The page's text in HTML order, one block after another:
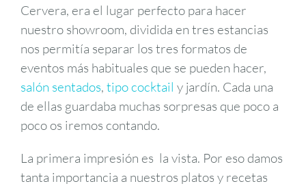
Cervera, era el lugar perfecto para hacer
nuestro showroom, dividida en tres estancias
nos permitía separar los tres formatos de
eventos más habituales que se pueden hacer,
salón sentados, tipo cocktail y jardín. Cada una
de ellas guardaba muchas sorpresas que poco a
poco os iremos contando.
La primera impresión es la vista. Por eso damos
tanta importancia a nuestros platos y recetas